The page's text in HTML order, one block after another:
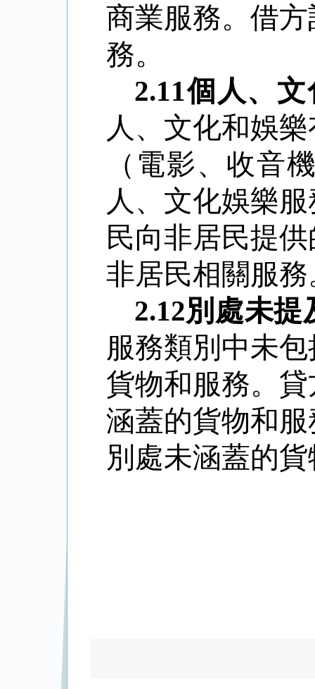
商業服務。借
務。
2.11個人、
人、文化和娛
（電影、收音
人、文化娛樂
民向非居民提
非居民相關服務
2.12別處未提
服務類別中未
貨物和服務。
涵蓋的貨物和
別處未涵蓋的